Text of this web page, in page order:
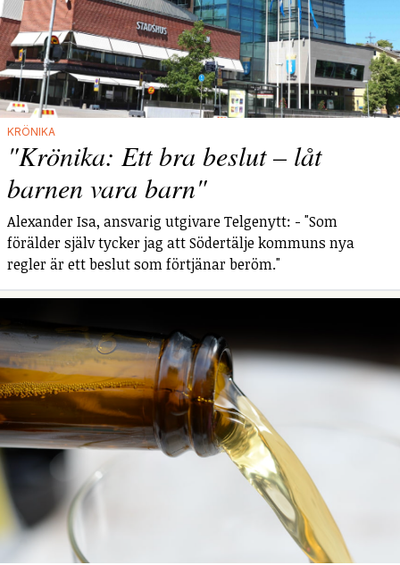
KRÖNIKA
"Krönika: Ett bra beslut – låt
barnen vara barn"
Alexander Isa, ansvarig utgivare Telgenytt: - "Som
förälder själv tycker jag att Södertälje kommuns nya
regler är ett beslut som förtjänar beröm."